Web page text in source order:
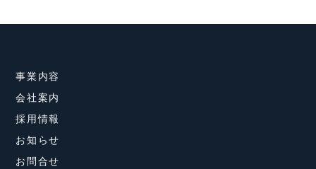
事業内容
会社案内
採用情報
お知らせ
お問合せ